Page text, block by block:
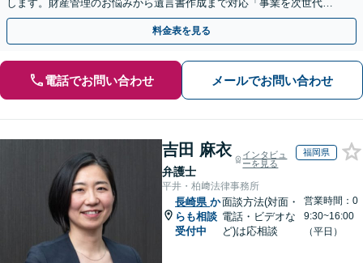
します。財産管理のお悩みから遺言書作成まで対応「事業を次世代に
引き継ぐ安心の事業承継をサポート」【完全個室相談】
料金表を見る
電話でお問い合わせ メールでお問い合わせ
吉田 麻衣
弁護士
インタビュ
ーを見る
福岡県
平井・柏﨑法律事務所
長崎県 か
らも相談
受付中
面談方法(対面・
電話・ビデオな
ど)は応相談
営業時間：0
9:30~16:00
（平日）